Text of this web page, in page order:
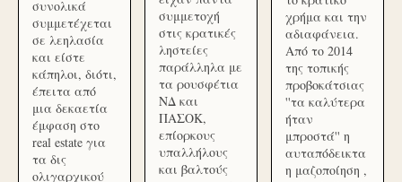
συνολικά
συμμετέχεται
σε λεηλασία
και είστε
κάπηλοι, διότι,
έπειτα από
μια δεκαετία
έμφαση στο
real estate για
τα δις
ολιγαρχικού
συμμετοχή
στις κρατικές
ληστείες
παράλληλα με
τα ρουσφέτια
ΝΔ και
ΠΑΣΟΚ,
επίορκους
υπαλλήλους
και βαλτούς
χρήμα και την
αδιαφάνεια.
Από το 2014
της τοπικής
προβοκάτσιας
''τα καλύτερα
ήταν
μπροστά'' η
αυταπόδεικτα
η μαζοποίηση ,